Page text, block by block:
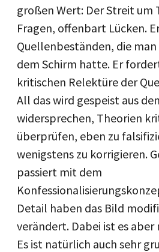
großen Wert: Der Streit um
Fragen, offenbart Lücken.
Quellenbeständen, die
dem Schirm hatte. Er
kritischen Relektüre der
All das wird gespeist aus
widersprechen, Theorien
überprüfen, eben zu
wenigstens zu korrigieren.
passiert mit dem
Detail haben das Bild
verändert. Dabei ist es
Es ist natürlich auch sehr